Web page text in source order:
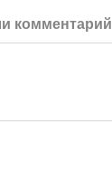
комментарий